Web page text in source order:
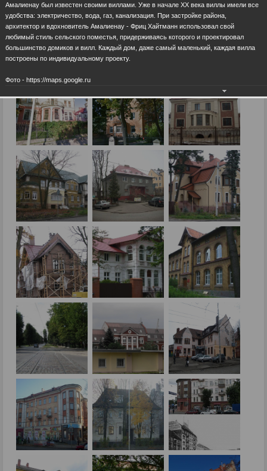
Амалиенау был известен своими виллами. Уже в начале XX века виллы имели все
удобства: электричество, вода, газ, канализация. При застройке района,
архитектор и вдохновитель Амалиенау - Фриц Хайтманн использовал свой
любимый стиль сельского поместья, придерживаясь которого и проектировал
большинство домиков и вилл. Каждый дом, даже самый маленький, каждая вилла
построены по индивидуальному проекту.
Фото - https://maps.google.ru